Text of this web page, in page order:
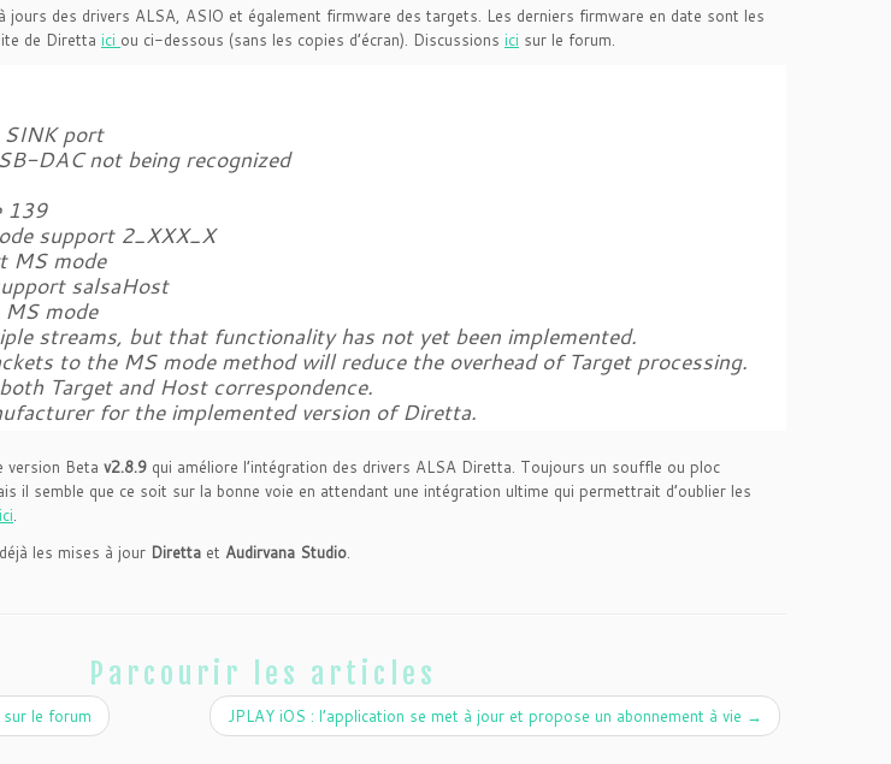
jours des drivers ALSA, ASIO et également firmware des targets. Les derniers firmware en date sont les
de Diretta ici ou ci-dessous (sans les copies d’écran). Discussions ici sur le forum.
port
DAC not being recognized
139
support 2_XXX_X
MS mode
salsaHost
mode
streams, but that functionality has not yet been implemented.
to the MS mode method will reduce the overhead of Target processing.
Target and Host correspondence.
for the implemented version of Diretta.
Beta v2.8.9 qui améliore l’intégration des drivers ALSA Diretta. Toujours un souffle ou ploc
il semble que ce soit sur la bonne voie en attendant une intégration ultime qui permettrait d’oublier les
ici.
les mises à jour Diretta et Audirvana Studio.
Parcourir les articles
le forum JPLAY iOS : l’application se met à jour et propose un abonnement à vie →